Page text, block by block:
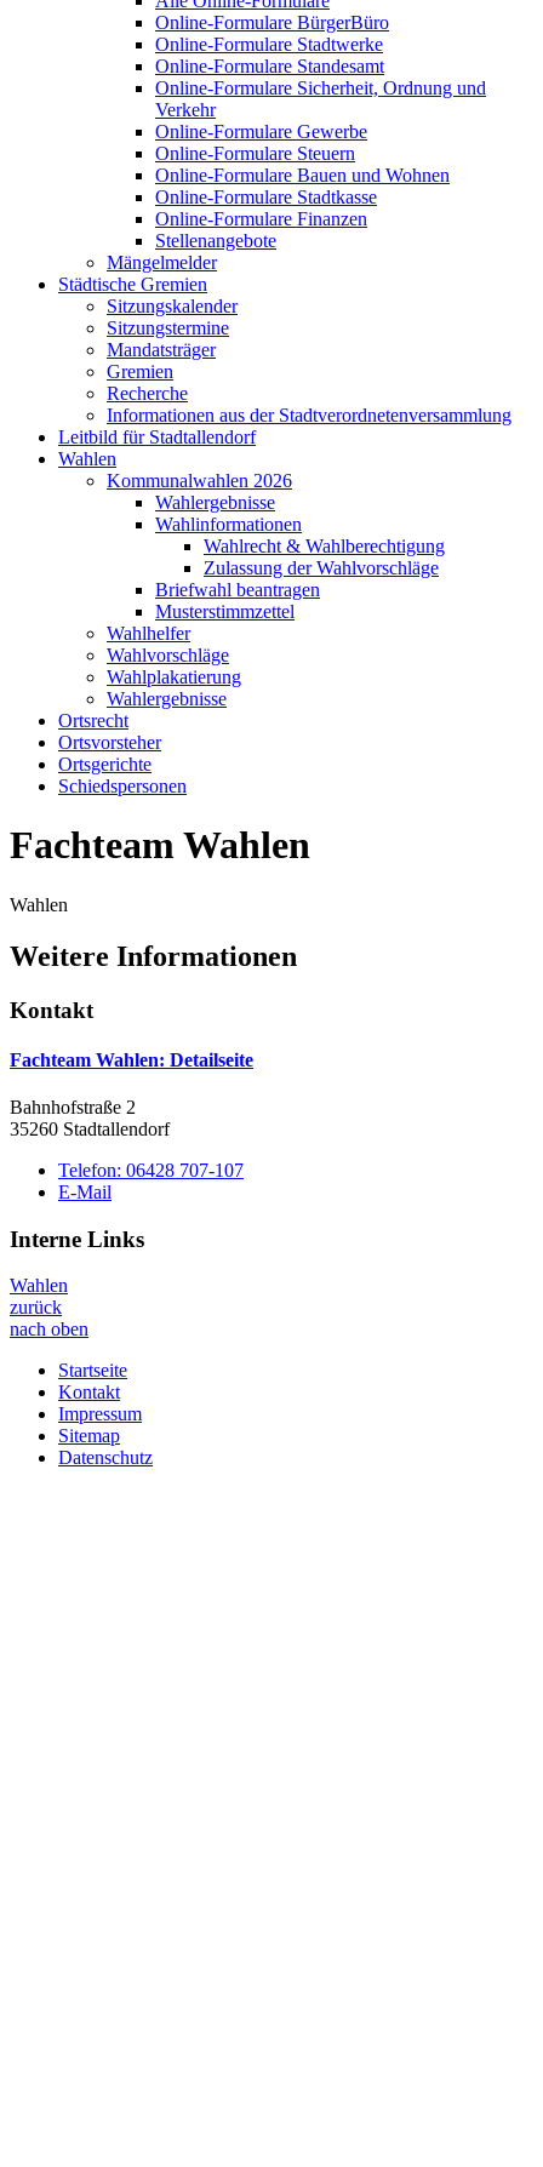
Online-Formulare BürgerBüro
Online-Formulare Stadtwerke
Online-Formulare Standesamt
Online-Formulare Sicherheit, Ordnung und
Verkehr
Online-Formulare Gewerbe
Online-Formulare Steuern
Online-Formulare Bauen und Wohnen
Online-Formulare Stadtkasse
Online-Formulare Finanzen
Stellenangebote
Mängelmelder
Städtische Gremien
Sitzungskalender
Sitzungstermine
Mandatsträger
Gremien
Recherche
Informationen aus der Stadtverordnetenversammlung
Leitbild für Stadtallendorf
Wahlen
Kommunalwahlen 2026
Wahlergebnisse
Wahlinformationen
Wahlrecht & Wahlberechtigung
Zulassung der Wahlvorschläge
Briefwahl beantragen
Musterstimmzettel
Wahlhelfer
Wahlvorschläge
Wahlplakatierung
Wahlergebnisse
Ortsrecht
Ortsvorsteher
Ortsgerichte
Schiedspersonen
Fachteam Wahlen
Wahlen
Weitere Informationen
Kontakt
Fachteam Wahlen: Detailseite
Bahnhofstraße 2
35260 Stadtallendorf
Telefon: 06428 707-107
E-Mail
Interne Links
Wahlen
zurück
nach oben
Startseite
Kontakt
Impressum
Sitemap
Datenschutz